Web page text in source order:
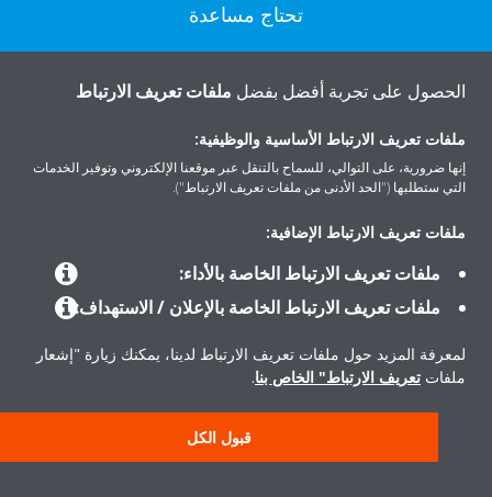
تحتاج مساعدة
اتصل بنا
حلول
حول دايكن
حقوق النشر © دايكن
الحصول على تجربة أفضل بفضل ملفات تعريف الارتباط
ملفات تعريف الارتباط الأساسية والوظيفية:
إنها ضرورية، على التوالي، للسماح بالتنقل عبر موقعنا الإلكتروني وتوفير الخدمات
التي ستطلبها ("الحد الأدنى من ملفات تعريف الارتباط").
ملفات تعريف الارتباط الإضافية:
ملفات تعريف الارتباط الخاصة بالأداء:
ملفات تعريف الارتباط الخاصة بالإعلان / الاستهداف:
لمعرفة المزيد حول ملفات تعريف الارتباط لدينا، يمكنك زيارة "إشعار
ملفات تعريف الارتباط" الخاص بنا.
قبول الكل